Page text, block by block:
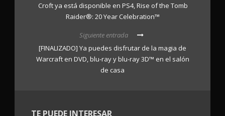
Croft ya está disponible en PS4, Rise of the Tomb
Raider®: 20 Year Celebration™
Siguiente entrada
[FINALIZADO] Ya puedes disfrutar de la magia de
Warcraft en DVD, blu-ray y blu-ray 3D™ en el salón
de casa
TE PUEDE INTERESAR